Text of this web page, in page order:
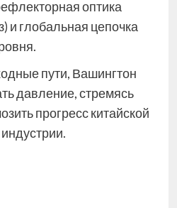
оптика
и глобальная цепочка
пути, Вашингтон
давление, стремясь
прогресс китайской